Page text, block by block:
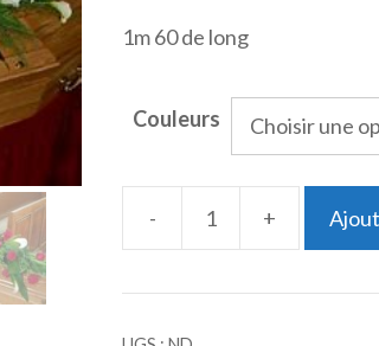
1m 60 de long
Couleurs
- +